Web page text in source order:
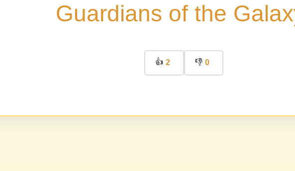
Guardians of the
👍 2 👎 0